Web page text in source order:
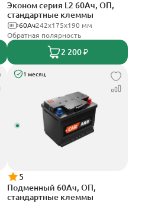
Эконом серия L2 60Ач, ОП,
стандартные клеммы
242х175х190 мм
60Ач
Обратная полярность
2 200 ₽
1 месяц
5
Подменный 60Ач, ОП,
стандартные клеммы